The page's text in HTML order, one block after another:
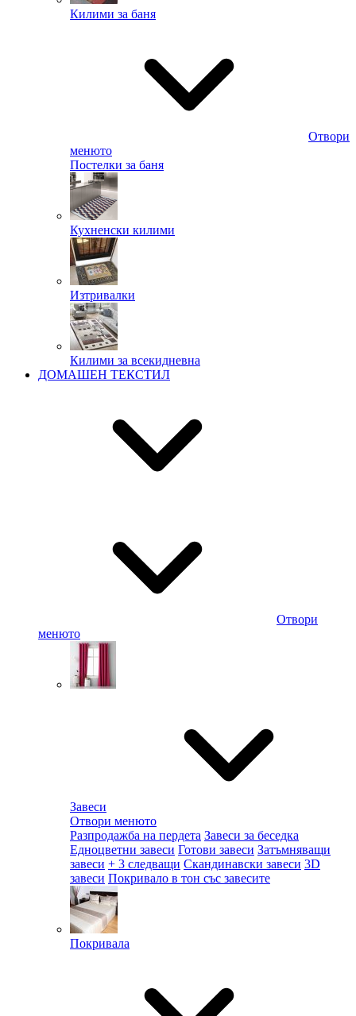
Килими за баня
Отвори
менюто
Постелки за баня
Кухненски килими
Изтривалки
Килими за всекидневна
ДОМАШЕН ТЕКСТИЛ
Отвори
менюто
Завеси
Отвори менюто
Разпродажба на пердета Завеси за беседка
Едноцветни завеси Готови завеси Затъмняващи
завеси + 3 следващи Скандинавски завеси 3D
завеси Покривало в тон със завесите
Покривала